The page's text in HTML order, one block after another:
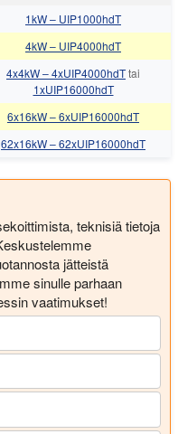
1kW – UIP1000hdT
4kW – UIP4000hdT
4x4kW – 4xUIP4000hdTtai
1xUIP16000hdT
6x16kW – 6xUIP16000hdT
62x16kW – 62xUIP16000hdT
teknisiä tietoja
jätteistä
sinulle parhaan
vaatimukset!